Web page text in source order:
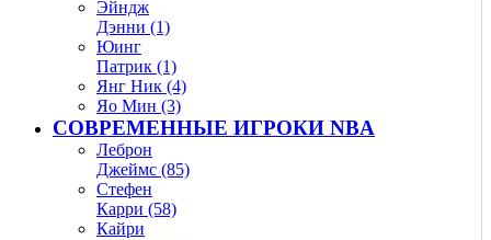
Эйндж
Дэнни (1)
Юинг
Патрик (1)
Янг Ник (4)
Яо Мин (3)
СОВРЕМЕННЫЕ ИГРОКИ NBA
Леброн
Джеймс (85)
Стефен
Карри (58)
Кайри